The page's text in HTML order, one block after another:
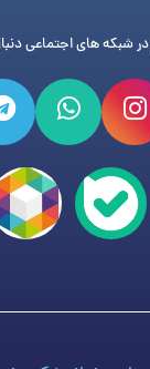
در شبکه های اجتماعی